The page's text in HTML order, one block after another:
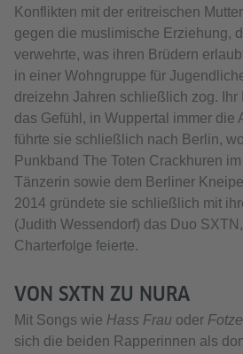
Konflikten mit der eritreischen
gegen die muslimische Erziehung,
verwehrte, was ihren Brüdern
in einer Wohngruppe für
dreizehn Jahren schließlich zog. Ihr
das Gefühl, in Wuppertal immer die
führte sie schließlich nach Berlin,
Punkband The Toten Crackhuren
Tänzerin sowie dem Berliner
2014 gründete sie schließlich mit
(Judith Wessendorf) das Duo
Charterfolge feierte.
VON SXTN ZU NURA
Mit Songs wie Hass Frau oder
sich die beiden Rapperinnen als